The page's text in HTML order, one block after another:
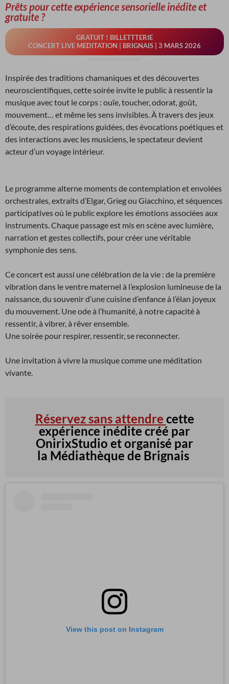
Prêts pour cette expérience sensorielle inédite et
gratuite ?
GRATUIT ! BILLETTTERIE
CONCERT LIVE MEDITATION | BRIGNAIS | 3 MARS 2026
Inspirée des traditions chamaniques et des découvertes
neuroscientifiques, cette soirée invite le public à ressentir la
musique avec tout le corps : ouïe, toucher, odorat, goût,
mouvement… et même les sens invisibles. À travers des jeux
d’écoute, des respirations guidées, des évocations poétiques et
des interactions avec les musiciens, le spectateur devient
acteur d’un voyage intérieur.
Le programme alterne moments de contemplation et envolées
orchestrales, extraits d’Elgar, Grieg ou Giacchino, et séquences
participatives où le public explore les émotions associées aux
instruments. Chaque passage est mis en scène avec lumière,
narration et gestes collectifs, pour créer une véritable
symphonie des sens.
Ce concert est aussi une célébration de la vie : de la première
vibration dans le ventre maternel à l’explosion lumineuse de la
naissance, du souvenir d’une cuisine d’enfance à l’élan joyeux
du mouvement. Une ode à l’humanité, à notre capacité à
ressentir, à vibrer, à rêver ensemble.
Une soirée pour respirer, ressentir, se reconnecter.
Une invitation à vivre la musique comme une méditation
vivante.
Réservez sans attendre cette
expérience inédite créé par
OnirixStudio et organisé par
la Médiathèque de Brignais
View this post on Instagram